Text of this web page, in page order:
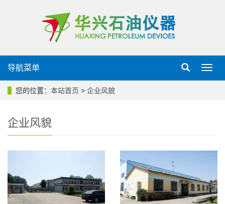
导
导航菜单
您的位置： 本站首页 > 企业风貌
企业风貌